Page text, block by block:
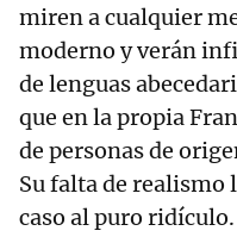
miren a cualquier
moderno y verán
de lenguas
que en la propia
de personas de
Su falta de realismo
caso al puro